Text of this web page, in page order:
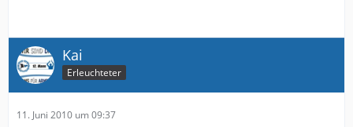
Kai
Erleuchteter
11. Juni 2010 um 09:37